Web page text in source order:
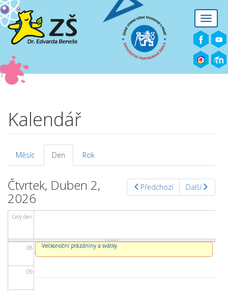
Přejít k hlavnímu obsahu
Toggle
Kalendář
Hlavní záložky
Měsíc Den (aktivní
záložka)
Rok
Předchozí Další
Čtvrtek, Duben 2,
2026
Celý den
Před 01
03
04
06
08
09
Velikonoční prázdniny a svátky